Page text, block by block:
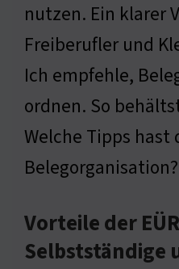
nutzen. Ein klarer
Freiberufler und
Ich empfehle,
ordnen. So
Welche Tipps hast
Belegorganisation?
Vorteile der
Selbstständige